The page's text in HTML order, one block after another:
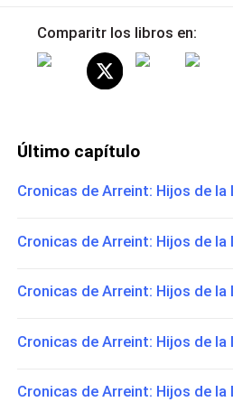
Comparitr los libros en:
Último capítulo
Cronicas de Arreint: Hijos de
Cronicas de Arreint: Hijos de
Cronicas de Arreint: Hijos de
Cronicas de Arreint: Hijos de
Cronicas de Arreint: Hijos de